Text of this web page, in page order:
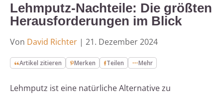
Lehmputz-Nachteile: Die größten
Herausforderungen im Blick
Von David Richter | 21. Dezember 2024
Artikel zitieren Merken Teilen Mehr
Lehmputz ist eine natürliche Alternative zu